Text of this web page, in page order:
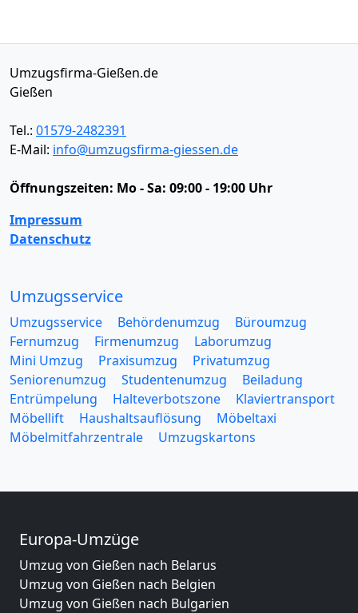
Umzugsfirma-Gießen.de
Gießen
Tel.: 01579-2482391
E-Mail: info@umzugsfirma-giessen.de
Öffnungszeiten: Mo - Sa: 09:00 - 19:00 Uhr
Impressum
Datenschutz
Umzugsservice
Umzugsservice Behördenumzug
Büroumzug
Fernumzug
Firmenumzug
Laborumzug
Mini Umzug
Praxisumzug
Privatumzug
Seniorenumzug
Studentenumzug
Beiladung
Entrümpelung
Halteverbotszone
Klaviertransport
Möbellift
Haushaltsauflösung
Möbeltaxi
Möbelmitfahrzentrale
Umzugskartons
Europa-Umzüge
Umzug von Gießen nach Belarus
Umzug von Gießen nach Belgien
Umzug von Gießen nach Bulgarien